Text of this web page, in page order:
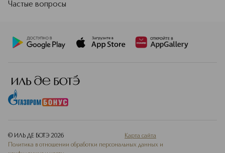
Частые вопросы
© ИЛЬ ДЕ БОТЭ 2026
Карта сайта
Политика в отношении обработки персональных данных и